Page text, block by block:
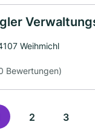
Weihmichl
Bewertungen)
2 3